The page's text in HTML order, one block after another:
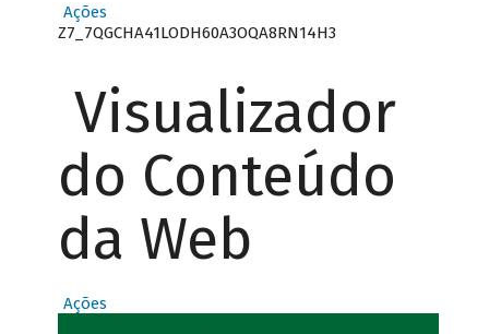
Ações
Z7_7QGCHA41LODH60A3OQA8RN14H3
Visualizador
do Conteúdo
da Web
Ações